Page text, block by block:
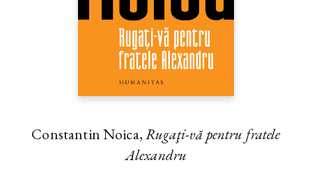
Constantin Noica,Rugaţi-vă pentru fratele
Alexandru